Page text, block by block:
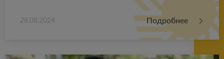
28.08.2024 Подробнее